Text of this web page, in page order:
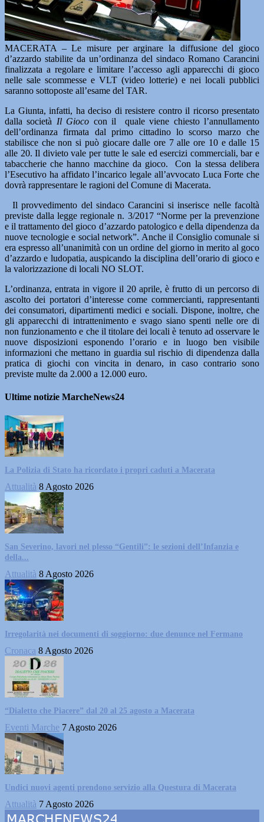
MACERATA – Le misure per arginare la diffusione del gioco
d’azzardo stabilite da un’ordinanza del sindaco Romano Carancini
finalizzata a regolare e limitare l’accesso agli apparecchi di gioco
nelle sale scommesse e VLT (video lotterie) e nei locali pubblici
saranno sottoposte all’esame del TAR.
La Giunta, infatti, ha deciso di resistere contro il ricorso presentato
dalla società Il Gioco con il quale viene chiesto l’annullamento
dell’ordinanza firmata dal primo cittadino lo scorso marzo che
stabilisce che non si può giocare dalle ore 7 alle ore 10 e dalle 15
alle 20. Il divieto vale per tutte le sale ed esercizi commerciali, bar e
tabaccherie che hanno macchine da gioco. Con la stessa delibera
l’Esecutivo ha affidato l’incarico legale all’avvocato Luca Forte che
dovrà rappresentare le ragioni del Comune di Macerata.
Il provvedimento del sindaco Carancini si inserisce nelle facoltà
previste dalla legge regionale n. 3/2017 “Norme per la prevenzione
e il trattamento del gioco d’azzardo patologico e della dipendenza da
nuove tecnologie e social network”. Anche il Consiglio comunale si
era espresso all’unanimità con un ordine del giorno in merito al goco
d’azzardo e ludopatia, auspicando la disciplina dell’orario di gioco e
la valorizzazione di locali NO SLOT.
L’ordinanza, entrata in vigore il 20 aprile, è frutto di un percorso di
ascolto dei portatori d’interesse come commercianti, rappresentanti
dei consumatori, dipartimenti medici e sociali. Dispone, inoltre, che
gli apparecchi di intrattenimento e svago siano spenti nelle ore di
non funzionamento e che il titolare dei locali è tenuto ad osservare le
nuove disposizioni esponendo l’orario e in luogo ben visibile
informazioni che mettano in guardia sul rischio di dipendenza dalla
pratica di giochi con vincita in denaro, in caso contrario sono
previste multe da 2.000 a 12.000 euro.
Ultime notizie MarcheNews24
La Polizia di Stato ha ricordato i propri caduti a Macerata
Attualità 8 Agosto 2026
San Severino, lavori nel plesso “Gentili”: le sezioni dell’Infanzia e
della...
Attualità 8 Agosto 2026
Irregolarità nei documenti di soggiorno: due denunce nel Fermano
Cronaca 8 Agosto 2026
“Dialetto che Piacere” dal 20 al 25 agosto a Macerata
Eventi Marche 7 Agosto 2026
Undici nuovi agenti prendono servizio alla Questura di Macerata
Attualità 7 Agosto 2026